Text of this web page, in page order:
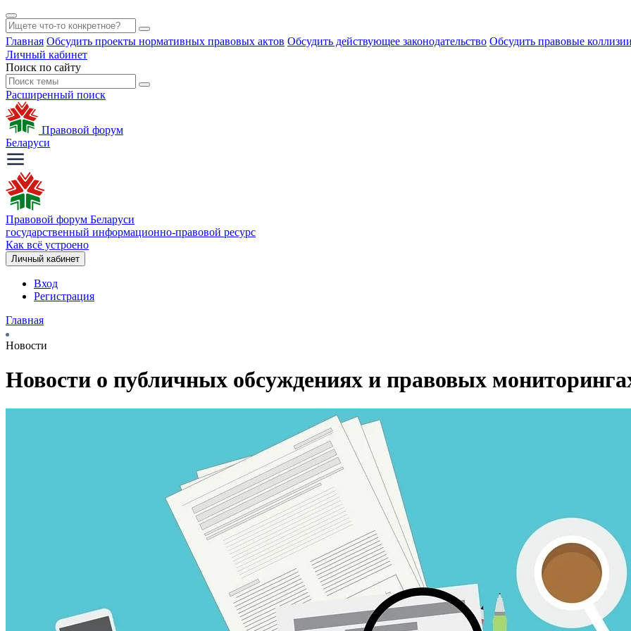
Главная Обсудить проекты нормативных правовых актов Обсудить действующее законодательство Обсудить правовые
Личный кабинет
Поиск по сайту
Расширенный поиск
Правовой форум
Беларуси
Правовой форум Беларуси
государственный информационно-правовой ресурс
Как всё устроено
Личный кабинет
Вход
Регистрация
Главная
Новости
Новости о публичных обсуждениях и правовых